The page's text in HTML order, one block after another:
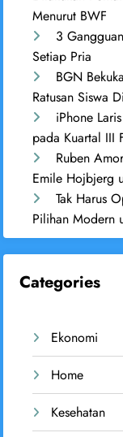
Menurut BWF
3
Setiap Pria
BGN
Ratusan Siswa
iPhone
pada Kuartal III
Ruben
Emile Hojbjerg
Tak Harus
Pilihan Modern
Categories
Ekonomi
Home
Kesehatan